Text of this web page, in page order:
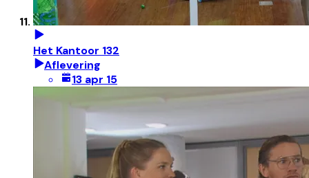
Het Kantoor 132
Aflevering
13 apr 15